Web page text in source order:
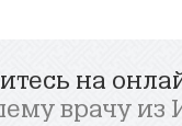
на
врачу из